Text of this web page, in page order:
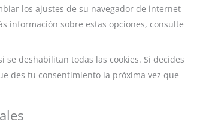
los ajustes de su navegador de internet
información sobre estas opciones, consulte
deshabilitan todas las cookies. Si decides
des tu consentimiento la próxima vez que